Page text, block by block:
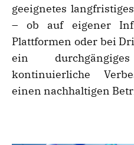
geeignetes
– ob auf eigener
Plattformen oder bei
ein
kontinuierliche
einen nachhaltigen